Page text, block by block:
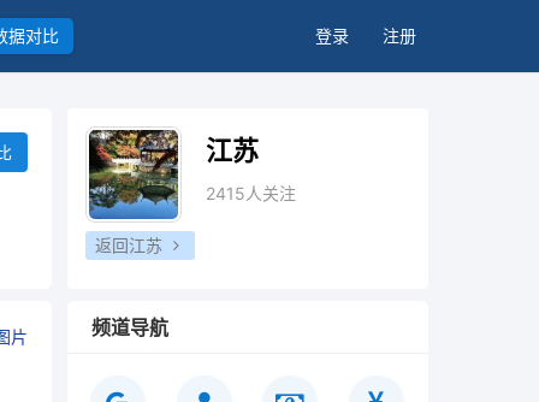
据对比 登录 注册
片
江苏
2415人关注
返回江苏
频道导航